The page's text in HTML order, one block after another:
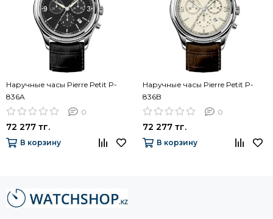
Наручные часы Pierre Petit P-
836A
0
72 277 тг.
В корзину
Наручные часы Pierre Petit P-
836B
0
72 277 тг.
В корзину